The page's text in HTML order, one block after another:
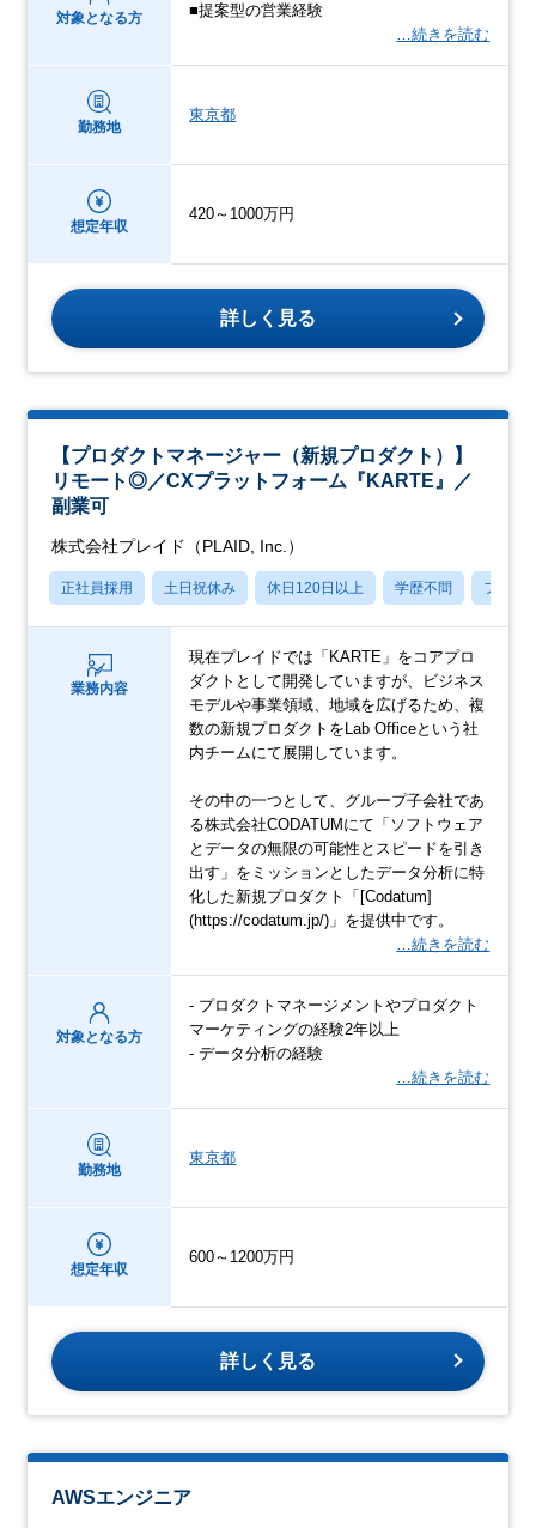
対象となる方
■提案型の営業経験
…続きを読む
勤務地
東京都
想定年収
420～1000万円
詳しく見る
【プロダクトマネージャー（新規プロダクト）】
リモート◎／CXプラットフォーム『KARTE』／
副業可
株式会社プレイド（PLAID, Inc.）
正社員採用 土日祝休み 休日120日以上 学歴不問 フレッ
業務内容
現在プレイドでは「KARTE」をコアプロ
ダクトとして開発していますが、ビジネス
モデルや事業領域、地域を広げるため、複
数の新規プロダクトをLab Officeという社
内チームにて展開しています。
その中の一つとして、グループ子会社であ
る株式会社CODATUMにて「ソフトウェア
とデータの無限の可能性とスピードを引き
出す」をミッションとしたデータ分析に特
化した新規プロダクト「[Codatum]
(https://codatum.jp/)」を提供中です。
…続きを読む
対象となる方
- プロダクトマネージメントやプロダクト
マーケティングの経験2年以上
- データ分析の経験
…続きを読む
勤務地
東京都
想定年収
600～1200万円
詳しく見る
AWSエンジニア